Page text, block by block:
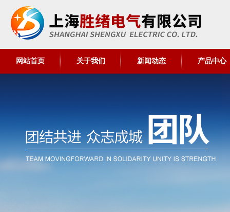
网站首页 关于我们 新闻动态 产品中心